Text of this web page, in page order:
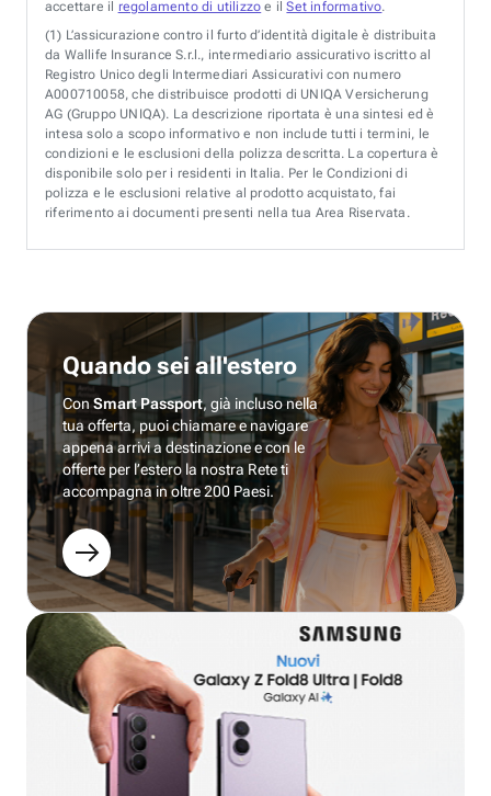
accettare il regolamento di utilizzo e ilSet informativo.
(1) L’assicurazione contro il furto d’identità digitale è distribuita
da Wallife Insurance S.r.l., intermediario assicurativo iscritto al
Registro Unico degli Intermediari Assicurativi con numero
A000710058, che distribuisce prodotti di UNIQA Versicherung
AG (Gruppo UNIQA). La descrizione riportata è una sintesi ed è
intesa solo a scopo informativo e non include tutti i termini, le
condizioni e le esclusioni della polizza descritta. La copertura è
disponibile solo per i residenti in Italia. Per le Condizioni di
polizza e le esclusioni relative al prodotto acquistato, fai
riferimento ai documenti presenti nella tua Area Riservata.
Quando sei all'estero
ConSmart Passport, già incluso nella
tua offerta, puoi chiamare e navigare
appena arrivi a destinazione e con le
offerte per l’estero la nostra Rete ti
accompagna in oltre 200 Paesi.